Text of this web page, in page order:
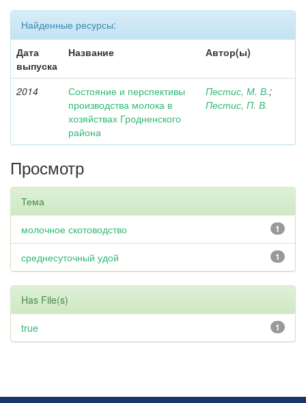
Найденные ресурсы:
Дата
выпуска
Название Автор(ы)
2014
Состояние и перспективы
производства молока в
хозяйствах Гродненского
района
Пестис, М. В.;
Пестис, П. В.
Просмотр
Тема
1
молочное скотоводство
1
среднесуточный удой
Has File(s)
1
true